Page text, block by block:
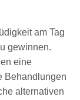
am Tag
gewinnen.
eine
Behandlungen
alternativen